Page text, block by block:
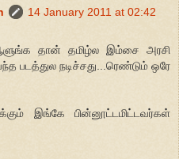
14 January 2011 at 02:42
தான் தமிழ்ல இம்சை அரசி
படத்துல நடிச்சது...ரெண்டும் ஒரே
இங்கே பின்னூட்டமிட்டவர்கள்